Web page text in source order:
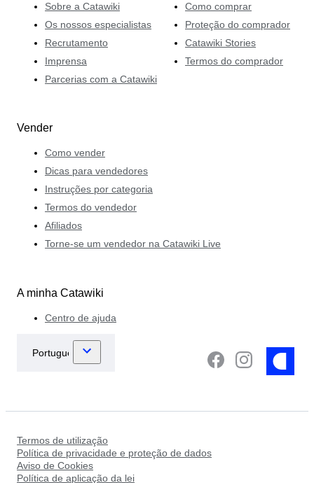
Sobre a Catawiki
Os nossos especialistas
Recrutamento
Imprensa
Parcerias com a Catawiki
Como comprar
Proteção do comprador
Catawiki Stories
Termos do comprador
Vender
Como vender
Dicas para vendedores
Instruções por categoria
Termos do vendedor
Afiliados
Torne-se um vendedor na Catawiki Live
A minha Catawiki
Centro de ajuda
Termos de utilização
Política de privacidade e proteção de dados
Aviso de Cookies
Política de aplicação da lei